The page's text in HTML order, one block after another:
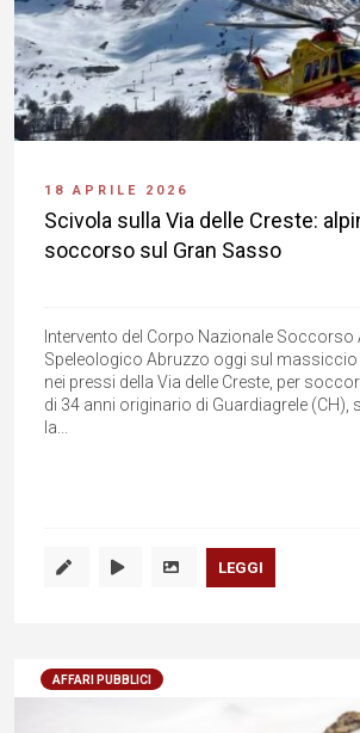
18 APRILE 2026
Scivola sulla Via delle Creste:
soccorso sul Gran Sasso
Intervento del Corpo Nazionale Soccorso
Speleologico Abruzzo oggi sul massiccio
nei pressi della Via delle Creste, per
di 34 anni originario di Guardiagrele (CH),
la...
LEGGI
AFFARI PUBBLICI